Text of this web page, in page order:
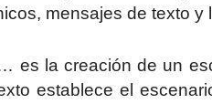
mensajes de texto
es la creación de un
establece el